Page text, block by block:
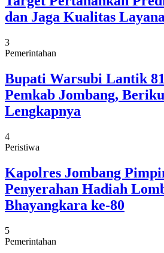
dan Jaga Kualitas
3
Pemerintahan
Bupati Warsubi Lantik
Pemkab Jombang,
Lengkapnya
4
Peristiwa
Kapolres Jombang
Penyerahan Hadiah
Bhayangkara ke-80
5
Pemerintahan